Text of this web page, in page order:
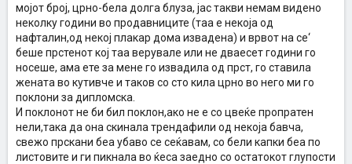
мојот број, црно-бела долга блуза, јас такви немам видено
неколку години во продавниците (таа е некоја од
нафталин,од некој плакар дома извадена) и врвот на се‘
беше прстенот кој таа верувале или не дваесет години го
носеше, ама ете за мене го извадила од прст, го ставила
жената во кутивче и таков со сто кила црно во него ми го
поклони за дипломска.
И поклонот не би бил поклон,ако не е со цвеќе пропратен
нели,така да она скинала трендафили од некоја бавча,
свежо прскани беа убаво се сеќавам, со бели капки беа по
листовите и ги пикнала во ќеса заедно со остатокот глупости